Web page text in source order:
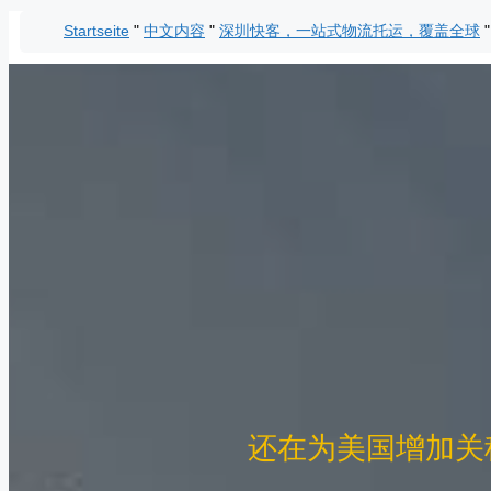
Startseite " 中文内容 " 深圳快客，一站式物流托运，覆盖全球
还在为美国增加